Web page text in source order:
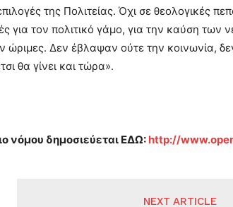
της Πολιτείας. Όχι σε θεολογικές
για τον πολιτικό γάμο, για την καύση
ώριμες. Δεν έβλαψαν ούτε την κοινωνία,
θα γίνει και τώρα».
νόμου δημοσιεύεται ΕΔΩ: http://
NEXT ARTICLE